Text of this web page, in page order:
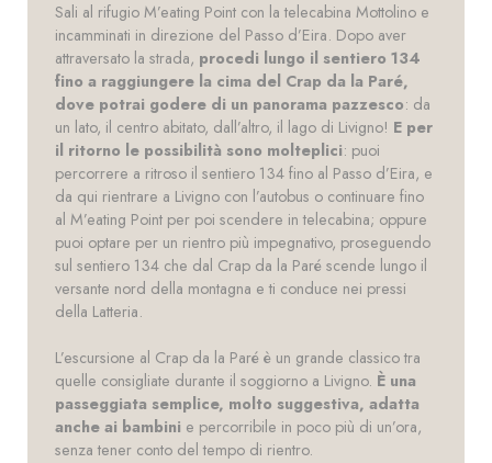
Sali al rifugio M’eating Point con la telecabina Mottolino e
incamminati in direzione del Passo d’Eira. Dopo aver
attraversato la strada, procedi lungo il sentiero 134
fino a raggiungere la cima del Crap da la Paré,
dove potrai godere di un panorama pazzesco: da
un lato, il centro abitato, dall’altro, il lago di Livigno! E per
il ritorno le possibilità sono molteplici: puoi
percorrere a ritroso il sentiero 134 fino al Passo d’Eira, e
da qui rientrare a Livigno con l’autobus o continuare fino
al M’eating Point per poi scendere in telecabina; oppure
puoi optare per un rientro più impegnativo, proseguendo
sul sentiero 134 che dal Crap da la Paré scende lungo il
versante nord della montagna e ti conduce nei pressi
della Latteria.
L’escursione al Crap da la Paré è un grande classico tra
quelle consigliate durante il soggiorno a Livigno. È una
passeggiata semplice, molto suggestiva, adatta
anche ai bambini e percorribile in poco più di un’ora,
senza tener conto del tempo di rientro.